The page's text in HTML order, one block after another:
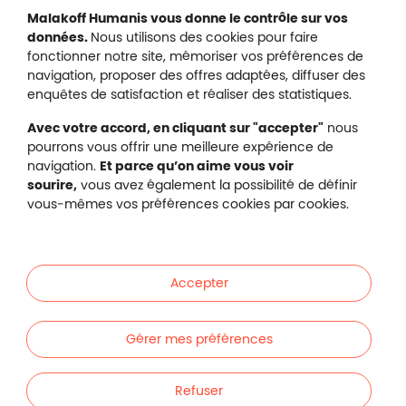
Protection des données
Nous contacter
Plan du site
Gestion des cookies
Malakoff Humanis sur Facebook
Malakoff Humanis sur YouTube
Malakoff Humanis sur X
Malakoff Humanis
Malakoff Humanis à vos côtés.
Particuliers
Entreprises
Malakoff Humanis vous donne le contrôle sur vos
données. Nous utilisons des cookies pour faire
fonctionner notre site, mémoriser vos préférences de
navigation, proposer des offres adaptées, diffuser des
enquêtes de satisfaction et réaliser des statistiques.
Avec votre accord, en cliquant sur "accepter" nous
pourrons vous offrir une meilleure expérience de
navigation. Et parce qu’on aime vous voir
sourire, vous avez également la possibilité de définir
vous-mêmes vos préférences cookies par cookies.
Refuser
Gérer mes préférences
Accepter